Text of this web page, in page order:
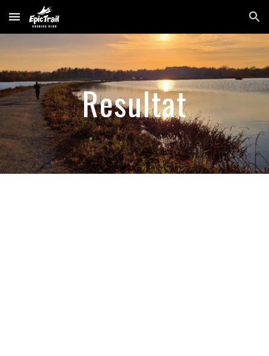
Skip to main content Skip to navigation
Resultat